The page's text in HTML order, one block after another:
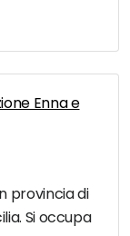
Enna e
provincia di
Si occupa